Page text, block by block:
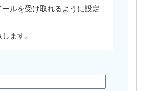
ルを受け取れるように設定
ます。